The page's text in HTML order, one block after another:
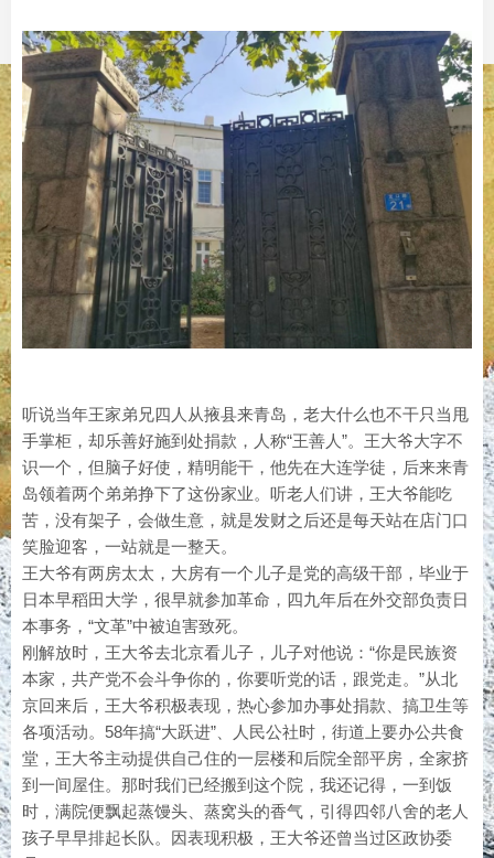
听说当年王家弟兄四人从掖县来青岛，老大什么也不干只当甩
手掌柜，却乐善好施到处捐款，人称“王善人”。王大爷大字不
识一个，但脑子好使，精明能干，他先在大连学徒，后来来青
岛领着两个弟弟挣下了这份家业。听老人们讲，王大爷能吃
苦，没有架子，会做生意，就是发财之后还是每天站在店门口
笑脸迎客，一站就是一整天。
王大爷有两房太太，大房有一个儿子是党的高级干部，毕业于
日本早稻田大学，很早就参加革命，四九年后在外交部负责日
本事务，“文革”中被迫害致死。
刚解放时，王大爷去北京看儿子，儿子对他说：“你是民族资
本家，共产党不会斗争你的，你要听党的话，跟党走。”从北
京回来后，王大爷积极表现，热心参加办事处捐款、搞卫生等
各项活动。58年搞“大跃进”、人民公社时，街道上要办公共食
堂，王大爷主动提供自己住的一层楼和后院全部平房，全家挤
到一间屋住。那时我们已经搬到这个院，我还记得，一到饭
时，满院便飘起蒸馒头、蒸窝头的香气，引得四邻八舍的老人
孩子早早排起长队。因表现积极，王大爷还曾当过区政协委